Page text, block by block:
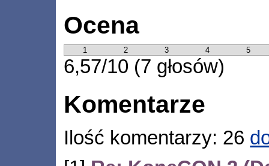
Ocena
1 2 3 4 5
6,57/10 (7 głosów)
Komentarze
Ilość komentarzy: 26